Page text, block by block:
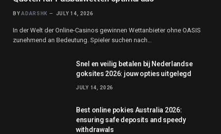
BY ADARSHK JULY 14, 2026
In der Welt der Online-Casinos gewinnen Wettanbieter ohne OASIS
zunehmend an Bedeutung. Spieler suchen nach…
Snel en veilig betalen bij Nederlandse
goksites 2026: jouw opties uitgelegd
JULY 14, 2026
Best online pokies Australia 2026:
ensuring safe deposits and speedy
withdrawals